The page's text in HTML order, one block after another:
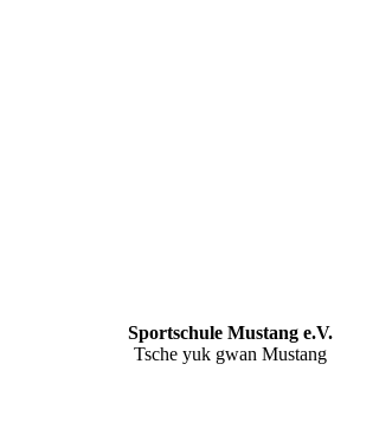
Sportschule Mustang e.V.
Tsche yuk gwan Mustang